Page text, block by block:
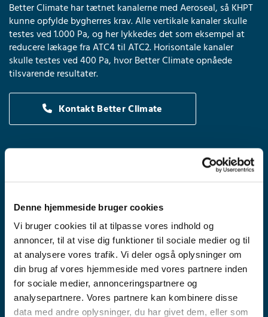
Denne hjemmeside bruger cookies
Vi bruger cookies til at tilpasse vores indhold og
annoncer, til at vise dig funktioner til sociale medier og til
at analysere vores trafik. Vi deler også oplysninger om
din brug af vores hjemmeside med vores partnere inden
for sociale medier, annonceringspartnere og
analysepartnere. Vores partnere kan kombinere disse
data med andre oplysninger, du har givet dem, eller som
Better Climate har tætnet kanalerne med Aeroseal, så KHPT
kunne opfylde bygherres krav. Alle vertikale kanaler skulle
testes ved 1.000 Pa, og her lykkedes det som eksempel at
reducere lækage fra ATC4 til ATC2. Horisontale kanaler
skulle testes ved 400 Pa, hvor Better Climate opnåede
tilsvarende resultater.
Kontakt Better Climate
KHPT (joint venture ml. CMB og ITINERA)
Bygning B2 (sengeafsnit og undersøgelsesrum)
By:
Sjælland, Køge
Kanaltype:
Stålkanaler, cirkulære og firkantede, (nybyg)
Monteret horisontalt og vertikalt
Kanaldimensioner:
Fra 300 x 300 mm til 1.000 x 500 mm
Fra Ø 125 til Ø 500 mm
Anlæg & Luftmængder:
Komfortanlæg